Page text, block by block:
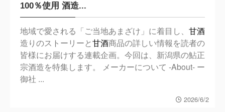
100％使用 酒造...
地域で愛される「ご当地あまざけ」に着目し、 甘酒
造りのストーリーと甘酒商品の詳しい情報を読者の
皆様にお届けする連載企画。今回は、新潟県の鮎正
宗酒造を特集します。 メーカーについて -About- ー
御社 ...
2026/6/2